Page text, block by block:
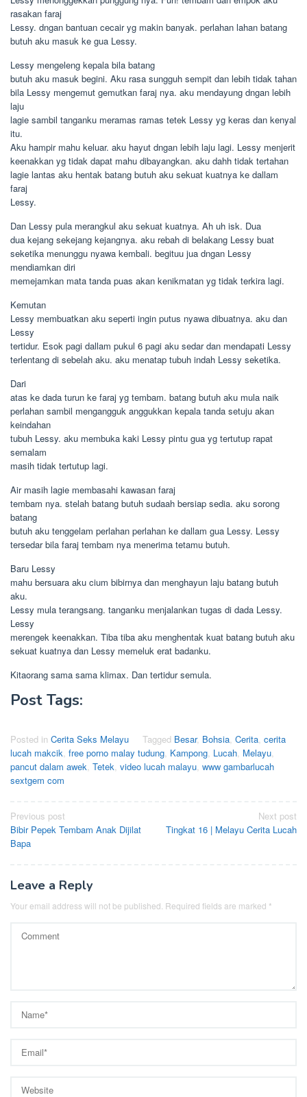
rasakan faraj
Lessy. dngan bantuan cecair yg makin banyak. perlahan lahan batang
butuh aku masuk ke gua Lessy.
Lessy mengeleng kepala bila batang
butuh aku masuk begini. Aku rasa sungguh sempit dan lebih tidak tahan
bila Lessy mengemut gemutkan faraj nya. aku mendayung dngan lebih
laju
lagie sambil tanganku meramas ramas tetek Lessy yg keras dan kenyal
itu.
Aku hampir mahu keluar. aku hayut dngan lebih laju lagi. Lessy menjerit
keenakkan yg tidak dapat mahu dibayangkan. aku dahh tidak tertahan
lagie lantas aku hentak batang butuh aku sekuat kuatnya ke dallam
faraj
Lessy.
Dan Lessy pula merangkul aku sekuat kuatnya. Ah uh isk. Dua
dua kejang sekejang kejangnya. aku rebah di belakang Lessy buat
seketika menunggu nyawa kembali. begituu jua dngan Lessy
mendiamkan diri
memejamkan mata tanda puas akan kenikmatan yg tidak terkira lagi.
Kemutan
Lessy membuatkan aku seperti ingin putus nyawa dibuatnya. aku dan
Lessy
tertidur. Esok pagi dallam pukul 6 pagi aku sedar dan mendapati Lessy
terlentang di sebelah aku. aku menatap tubuh indah Lessy seketika.
Dari
atas ke dada turun ke faraj yg tembam. batang butuh aku mula naik
perlahan sambil mengangguk anggukkan kepala tanda setuju akan
keindahan
tubuh Lessy. aku membuka kaki Lessy pintu gua yg tertutup rapat
semalam
masih tidak tertutup lagi.
Air masih lagie membasahi kawasan faraj
tembam nya. stelah batang butuh sudaah bersiap sedia. aku sorong
batang
butuh aku tenggelam perlahan perlahan ke dallam gua Lessy. Lessy
tersedar bila faraj tembam nya menerima tetamu butuh.
Baru Lessy
mahu bersuara aku cium bibirnya dan menghayun laju batang butuh
aku.
Lessy mula terangsang. tanganku menjalankan tugas di dada Lessy.
Lessy
merengek keenakkan. Tiba tiba aku menghentak kuat batang butuh aku
sekuat kuatnya dan Lessy memeluk erat badanku.
Kitaorang sama sama klimax. Dan tertidur semula.
Post Tags:
Posted in Cerita Seks Melayu Tagged Besar, Bohsia, Cerita, cerita
lucah makcik, free porno malay tudung, Kampong, Lucah, Melayu,
pancut dalam awek, Tetek, video lucah malayu, www gambarlucah
sextgem com
Post
navigation
Previous post
Bibir Pepek Tembam Anak Dijilat
Bapa
Next post
Tingkat 16 | Melayu Cerita Lucah
Leave a Reply
Your email address will not be published. Required fields are marked *